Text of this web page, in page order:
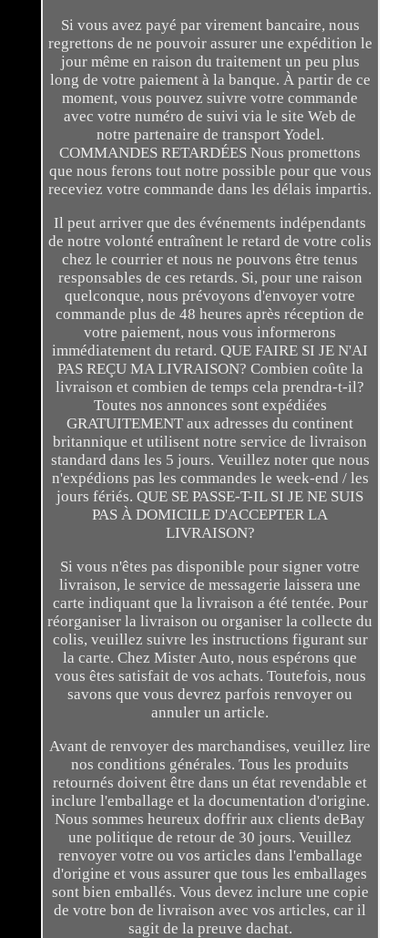
Si vous avez payé par virement bancaire, nous
regrettons de ne pouvoir assurer une expédition le
jour même en raison du traitement un peu plus
long de votre paiement à la banque. À partir de ce
moment, vous pouvez suivre votre commande
avec votre numéro de suivi via le site Web de
notre partenaire de transport Yodel.
COMMANDES RETARDÉES Nous promettons
que nous ferons tout notre possible pour que vous
receviez votre commande dans les délais impartis.
Il peut arriver que des événements indépendants
de notre volonté entraînent le retard de votre colis
chez le courrier et nous ne pouvons être tenus
responsables de ces retards. Si, pour une raison
quelconque, nous prévoyons d'envoyer votre
commande plus de 48 heures après réception de
votre paiement, nous vous informerons
immédiatement du retard. QUE FAIRE SI JE N'AI
PAS REÇU MA LIVRAISON? Combien coûte la
livraison et combien de temps cela prendra-t-il?
Toutes nos annonces sont expédiées
GRATUITEMENT aux adresses du continent
britannique et utilisent notre service de livraison
standard dans les 5 jours. Veuillez noter que nous
n'expédions pas les commandes le week-end / les
jours fériés. QUE SE PASSE-T-IL SI JE NE SUIS
PAS À DOMICILE D'ACCEPTER LA
LIVRAISON?
Si vous n'êtes pas disponible pour signer votre
livraison, le service de messagerie laissera une
carte indiquant que la livraison a été tentée. Pour
réorganiser la livraison ou organiser la collecte du
colis, veuillez suivre les instructions figurant sur
la carte. Chez Mister Auto, nous espérons que
vous êtes satisfait de vos achats. Toutefois, nous
savons que vous devrez parfois renvoyer ou
annuler un article.
Avant de renvoyer des marchandises, veuillez lire
nos conditions générales. Tous les produits
retournés doivent être dans un état revendable et
inclure l'emballage et la documentation d'origine.
Nous sommes heureux doffrir aux clients deBay
une politique de retour de 30 jours. Veuillez
renvoyer votre ou vos articles dans l'emballage
d'origine et vous assurer que tous les emballages
sont bien emballés. Vous devez inclure une copie
de votre bon de livraison avec vos articles, car il
sagit de la preuve dachat.